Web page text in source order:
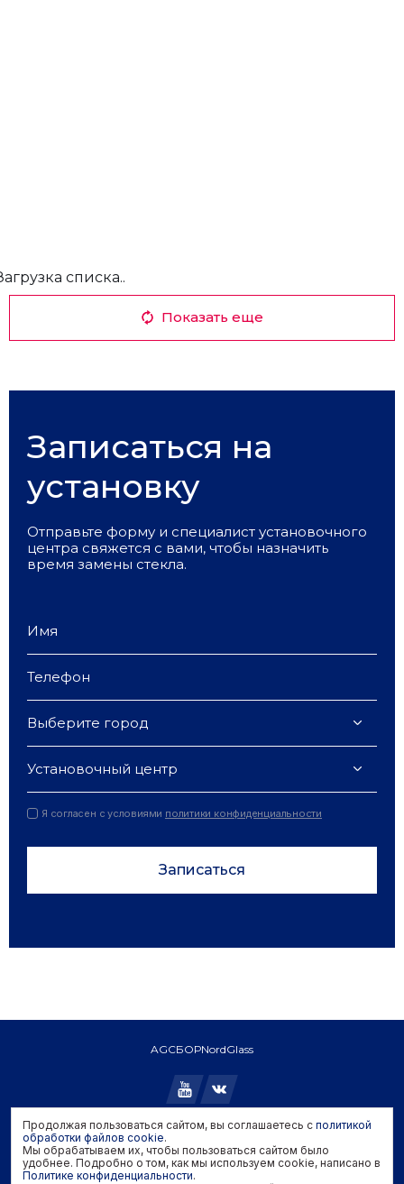
списка..
Показать еще
Записаться на
установку
Отправьте форму и специалист установочного
центра свяжется с вами, чтобы назначить
время замены стекла.
Выберите город
Установочный центр
Я согласен с условиями политики конфиденциальности
Записаться
AGCБОРNordGlass
Copyright © 2026 AGC. All rights reserved.
Политика конфиденциальности
Политика обработки файлов cookie
Продолжая пользоваться сайтом, вы соглашаетесь с политикой
обработки файлов cookie.
Мы обрабатываем их, чтобы пользоваться сайтом было
удобнее. Подробно о том, как мы используем cookie, написано в
Политике конфиденциальности.